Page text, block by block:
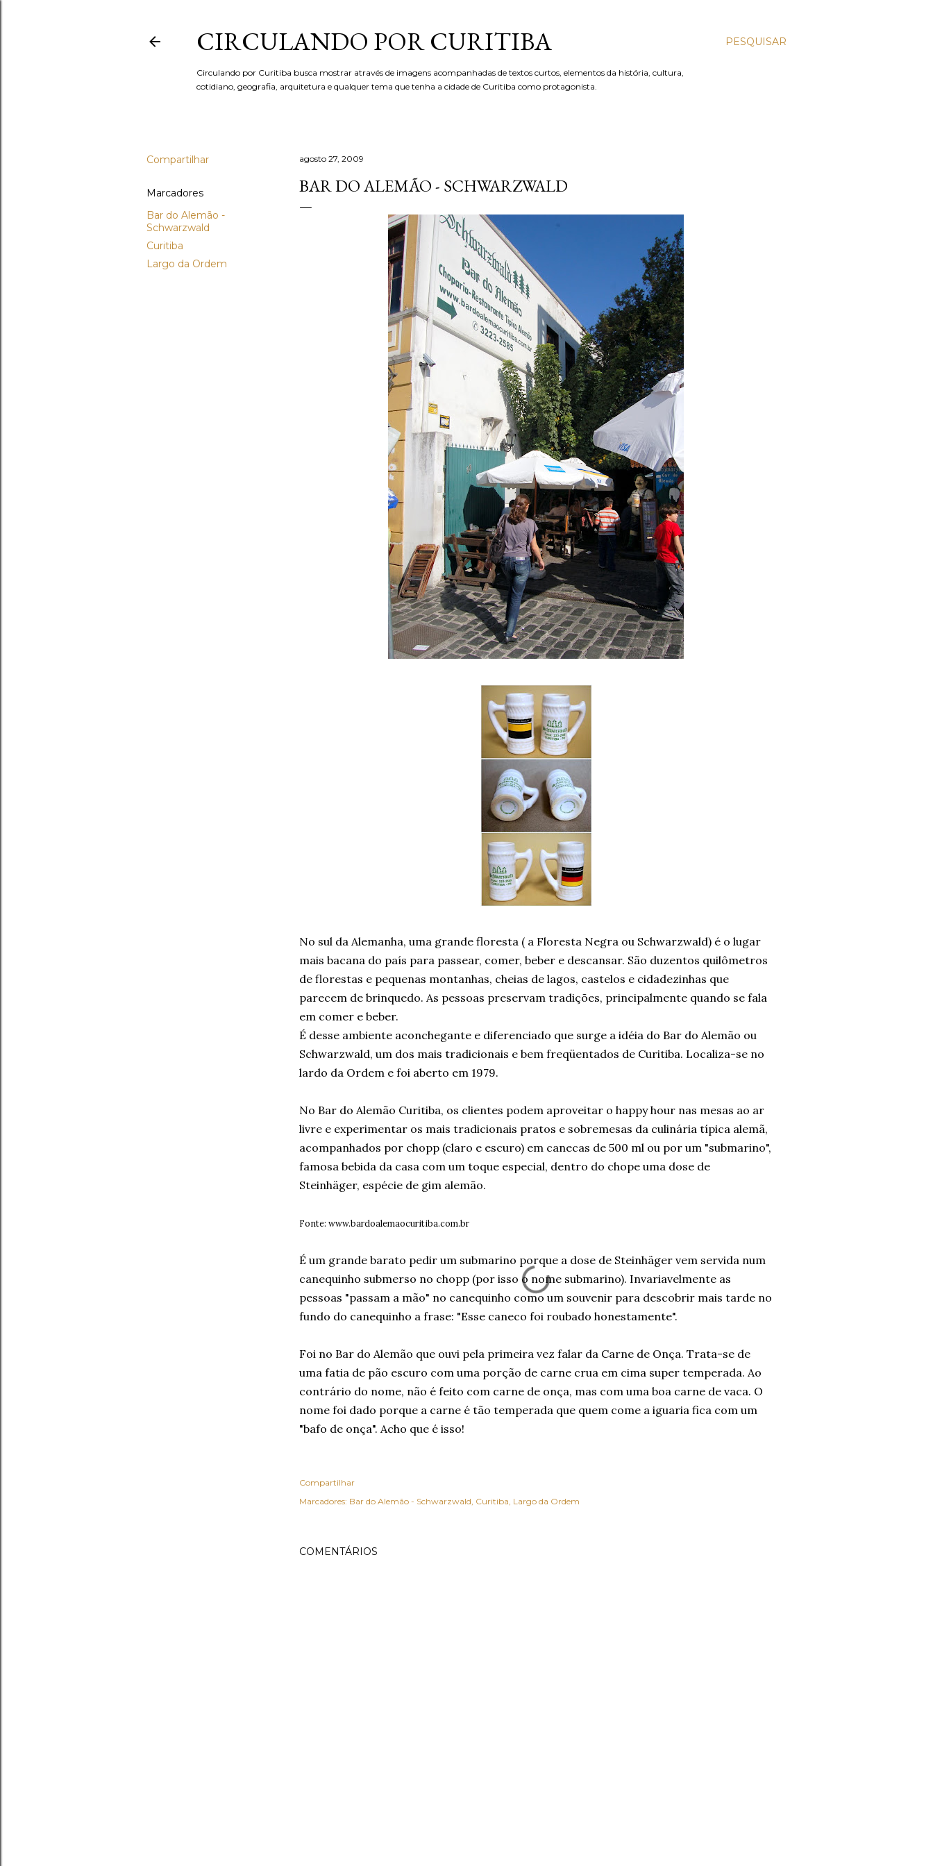
PESQUISAR
CIRCULANDO POR CURITIBA
Circulando por Curitiba busca mostrar através de imagens acompanhadas de textos curtos, elementos da história, cultura,
cotidiano, geografia, arquitetura e qualquer tema que tenha a cidade de Curitiba como protagonista.
Compartilhar
Marcadores
Bar do Alemão -
Schwarzwald
Curitiba
Largo da Ordem
agosto 27, 2009
BAR DO ALEMÃO - SCHWARZWALD
No sul da Alemanha, uma grande floresta ( a Floresta Negra ou Schwarzwald) é o lugar
mais bacana do país para passear, comer, beber e descansar. São duzentos quilômetros
de florestas e pequenas montanhas, cheias de lagos, castelos e cidadezinhas que
parecem de brinquedo. As pessoas preservam tradições, principalmente quando se fala
em comer e beber.
É desse ambiente aconchegante e diferenciado que surge a idéia do Bar do Alemão ou
Schwarzwald, um dos mais tradicionais e bem freqüentados de Curitiba. Localiza-se no
lardo da Ordem e foi aberto em 1979.
No Bar do Alemão Curitiba, os clientes podem aproveitar o happy hour nas mesas ao ar
livre e experimentar os mais tradicionais pratos e sobremesas da culinária típica alemã,
acompanhados por chopp (claro e escuro) em canecas de 500 ml ou por um "submarino",
famosa bebida da casa com um toque especial, dentro do chope uma dose de
Steinhäger, espécie de gim alemão.
Fonte: www.bardoalemaocuritiba.com.br
É um grande barato pedir um submarino porque a dose de Steinhäger vem servida num
canequinho submerso no chopp (por isso o nome submarino). Invariavelmente as
pessoas "passam a mão" no canequinho como um souvenir para descobrir mais tarde no
fundo do canequinho a frase: "Esse caneco foi roubado honestamente".
Foi no Bar do Alemão que ouvi pela primeira vez falar da Carne de Onça. Trata-se de
uma fatia de pão escuro com uma porção de carne crua em cima super temperada. Ao
contrário do nome, não é feito com carne de onça, mas com uma boa carne de vaca. O
nome foi dado porque a carne é tão temperada que quem come a iguaria fica com um
"bafo de onça". Acho que é isso!
Compartilhar
Marcadores: Bar do Alemão - Schwarzwald Curitiba Largo da Ordem
COMENTÁRIOS